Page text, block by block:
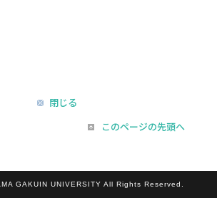
閉じる
このページの先頭へ
GAKUIN UNIVERSITY All Rights Reserved.